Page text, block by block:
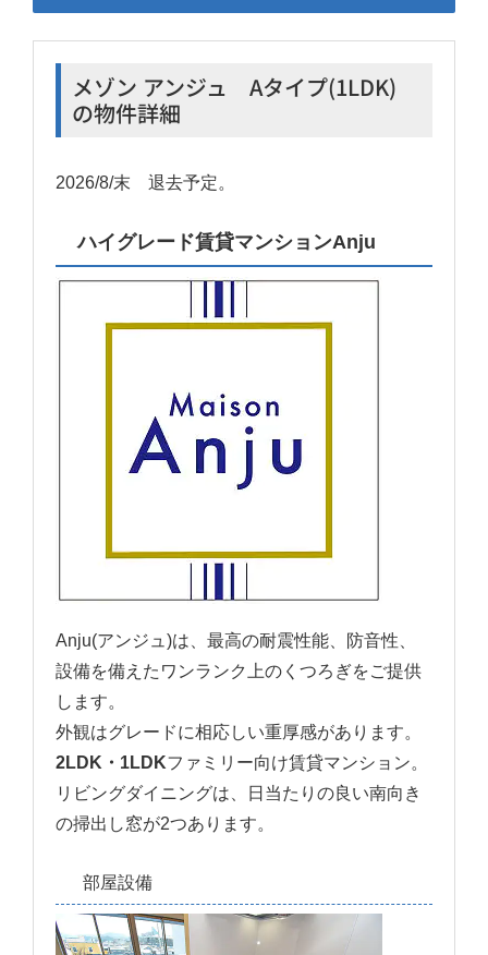
メゾン アンジュ Aタイプ(1LDK)
の物件詳細
2026/8/末 退去予定。
ハイグレード賃貸マンションAnju
Anju(アンジュ)は、最高の耐震性能、防音性、
設備を備えたワンランク上のくつろぎをご提供
します。
外観はグレードに相応しい重厚感があります。
2LDK・1LDKファミリー向け賃貸マンション。
リビングダイニングは、日当たりの良い南向き
の掃出し窓が2つあります。
部屋設備